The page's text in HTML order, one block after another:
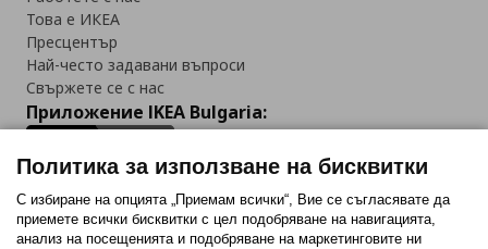
Това е ИКЕА
Пресцентър
Най-често задавани въпроси
Свържете се с нас
Приложение IKEA Bulgaria:
Последвайте ни:
Политика за използване на бисквитки
С избиране на опцията „Приемам всички“, Вие се съгласявате да
приемете всички бисквитки с цел подобряване на навигацията,
анализ на посещенията и подобряване на маркетинговите ни